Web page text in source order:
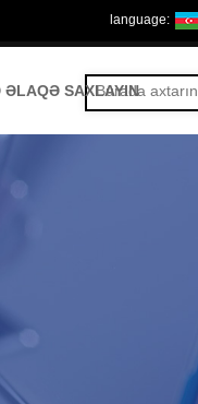
ƏLAQƏ SAXLAYIN